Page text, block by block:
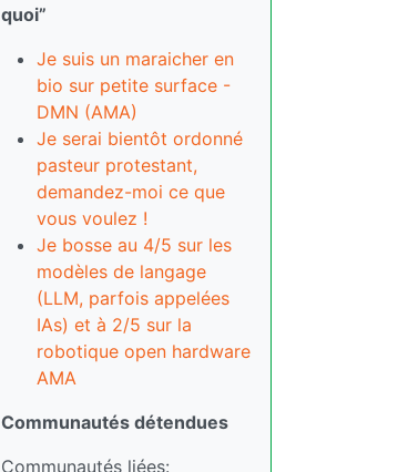
quoi”
Je suis un maraicher en
bio sur petite surface -
DMN (AMA)
Je serai bientôt ordonné
pasteur protestant,
demandez-moi ce que
vous voulez !
Je bosse au 4/5 sur les
modèles de langage
(LLM, parfois appelées
IAs) et à 2/5 sur la
robotique open hardware
AMA
Communautés détendues
Communautés liées: